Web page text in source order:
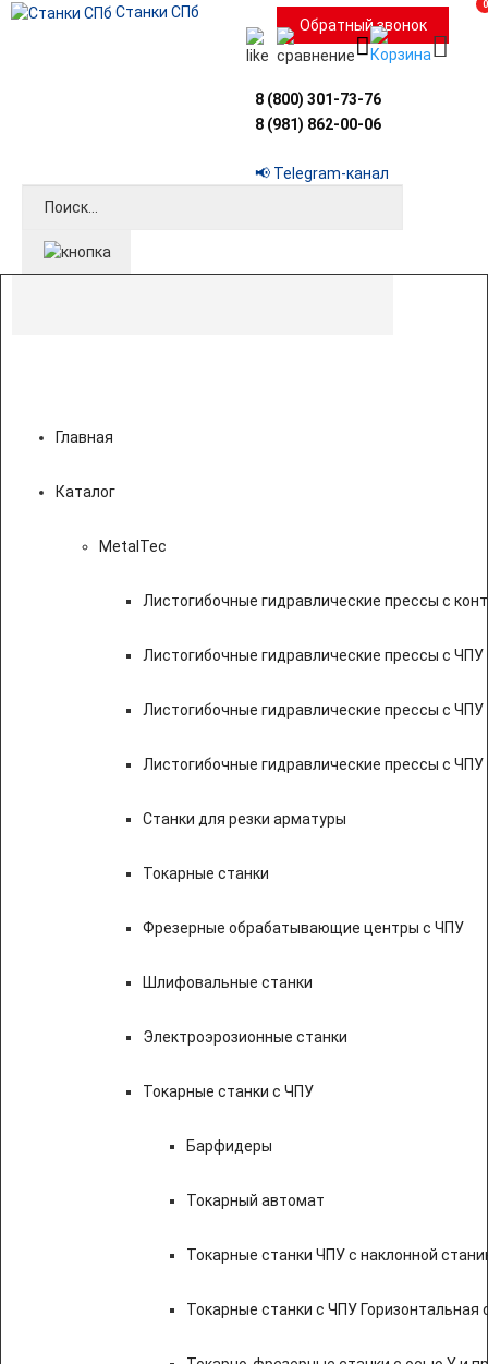
Станки СПб
Обратный звонок
0
8 (800) 301-73-76
8 (981) 862-00-06
📢 Telegram-канал
Главная
Каталог
MetalTec
Листогибочные гидравлические прессы с
Листогибочные гидравлические прессы с
Листогибочные гидравлические прессы с ЧПУ
Листогибочные гидравлические прессы с
Станки для резки арматуры
Токарные станки
Фрезерные обрабатывающие центры с ЧПУ
Шлифовальные станки
Электроэрозионные станки
Токарные станки с ЧПУ
Барфидеры
Токарный автомат
Токарные станки ЧПУ c наклонной
Токарные станки с ЧПУ Горизонтальная